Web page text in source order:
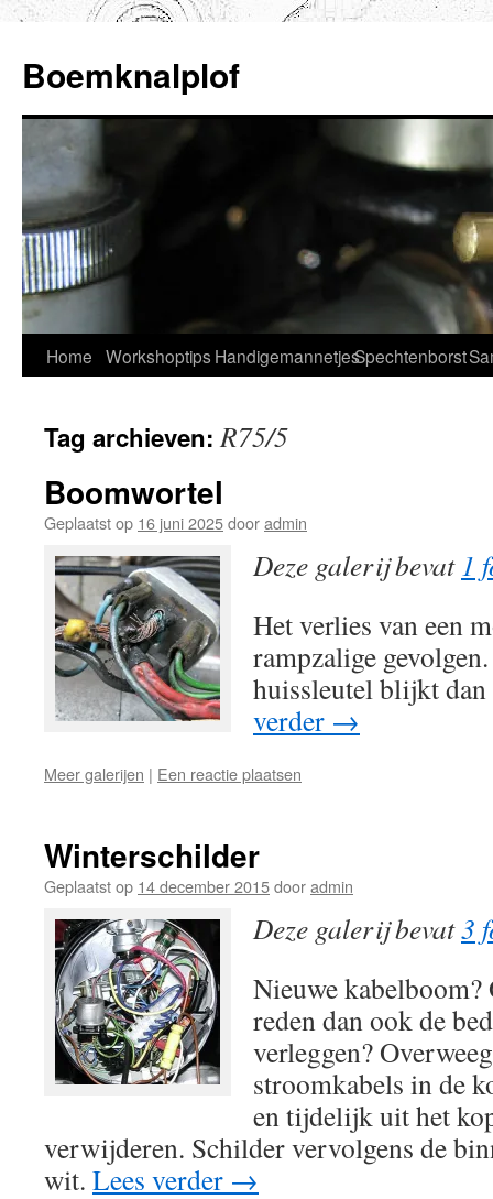
de
inhoud
Boemknalplof
Home Workshoptips HandigemannetjesSpechtenborst
Tag archieven:R75/5
Boomwortel
Geplaatst op 16 juni 2025dooradmin
Deze galerij bevat1
Het verlies van een
rampzalige
huissleutel blijkt
verder →
Meer galerijen | Een reactie plaatsen
Winterschilder
Geplaatst op 14 december 2015dooradmin
Deze galerij bevat3
Nieuwe
reden dan ook de
verleggen?
stroomkabels in de
en tijdelijk uit het
verwijderen. Schilder vervolgens de
wit. Lees verder →